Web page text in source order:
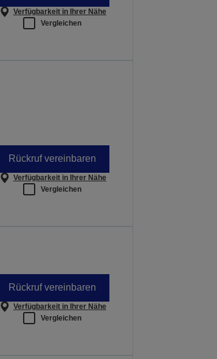
Verfügbarkeit in Ihrer Nähe
Vergleichen
Rückruf vereinbaren
Verfügbarkeit in Ihrer Nähe
Vergleichen
Rückruf vereinbaren
Verfügbarkeit in Ihrer Nähe
Vergleichen